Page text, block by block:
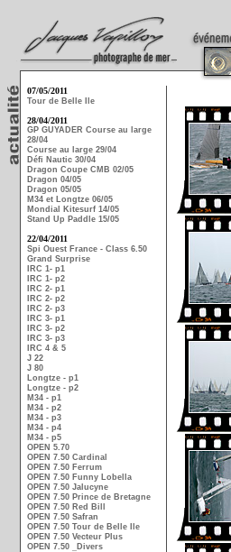
07/05/2011
Tour de Belle Ile
28/04/2011
GP GUYADER Course au large
28/04
Course au large 29/04
Défi Nautic 30/04
Dragon Coupe CMB 02/05
Dragon 04/05
Dragon 05/05
M34 et Longtze 06/05
Mondial Kitesurf 14/05
Stand Up Paddle 15/05
22/04/2011
Spi Ouest France - Class 6.50
Grand Surprise
IRC 1- p1
IRC 1- p2
IRC 2- p1
IRC 2- p2
IRC 2- p3
IRC 3- p1
IRC 3- p2
IRC 3- p3
IRC 4 & 5
J 22
J 80
Longtze - p1
Longtze - p2
M34 - p1
M34 - p2
M34 - p3
M34 - p4
M34 - p5
OPEN 5.70
OPEN 7.50 Cardinal
OPEN 7.50 Ferrum
OPEN 7.50 Funny Lobella
OPEN 7.50 Jalucyne
OPEN 7.50 Prince de Bretagne
OPEN 7.50 Red Bill
OPEN 7.50 Safran
OPEN 7.50 Tour de Belle Ile
OPEN 7.50 Vecteur Plus
OPEN 7.50 _Divers